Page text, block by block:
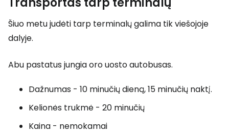
Šiuo metu judėti tarp terminalų galima tik viešojoje
dalyje.
Abu pastatus jungia oro uosto autobusas.
Dažnumas - 10 minučių dieną, 15 minučių naktį.
Kelionės trukmė - 20 minučių
Kaina - nemokamai